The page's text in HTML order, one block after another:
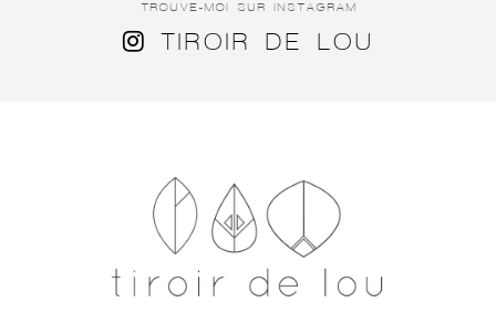
TROUVE-MOI SUR INSTAGRAM
TIROIR DE LOU